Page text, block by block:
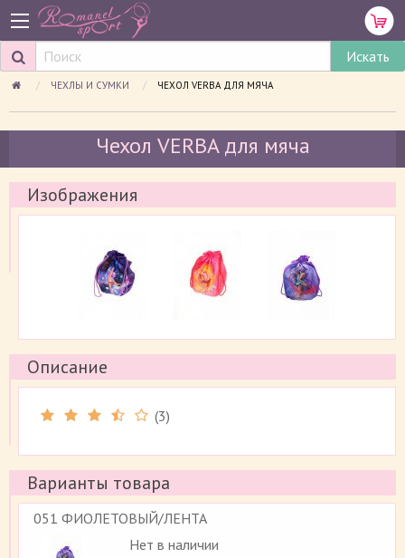
ЧЕХЛЫ И СУМКИ ПРОСМАТРИВАЕМАЯ СТРАНИЦА:
ЧЕХОЛ VERBA ДЛЯ МЯЧА
Чехол VERBA для мяча
Изображения
Описание
(3)
Варианты товара
051 ФИОЛЕТОВЫЙ/ЛЕНТА
Нет в наличии